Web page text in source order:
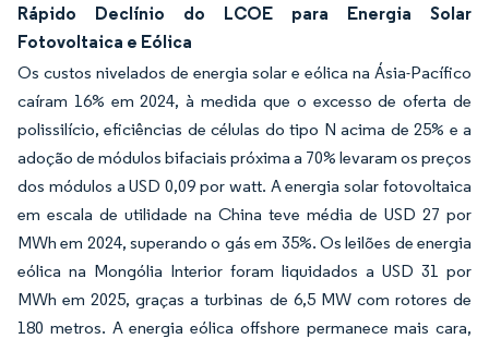
Rápido Declínio do LCOE para Energia Solar
Fotovoltaica e Eólica
Os custos nivelados de energia solar e eólica na Ásia-Pacífico
caíram 16% em 2024, à medida que o excesso de oferta de
polissilício, eficiências de células do tipo N acima de 25% e a
adoção de módulos bifaciais próxima a 70% levaram os preços
dos módulos a USD 0,09 por watt. A energia solar fotovoltaica
em escala de utilidade na China teve média de USD 27 por
MWh em 2024, superando o gás em 35%. Os leilões de energia
eólica na Mongólia Interior foram liquidados a USD 31 por
MWh em 2025, graças a turbinas de 6,5 MW com rotores de
180 metros. A energia eólica offshore permanece mais cara,